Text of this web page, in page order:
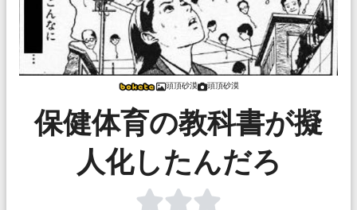
頭頂砂漠 頭頂砂漠
保健体育の教科書が擬
人化したんだろ